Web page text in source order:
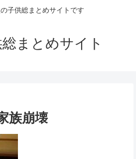
子供総まとめサイトです
まとめサイト
族崩壊